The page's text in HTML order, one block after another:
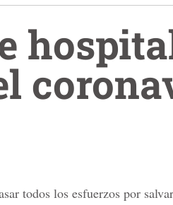
todos los esfuerzos por